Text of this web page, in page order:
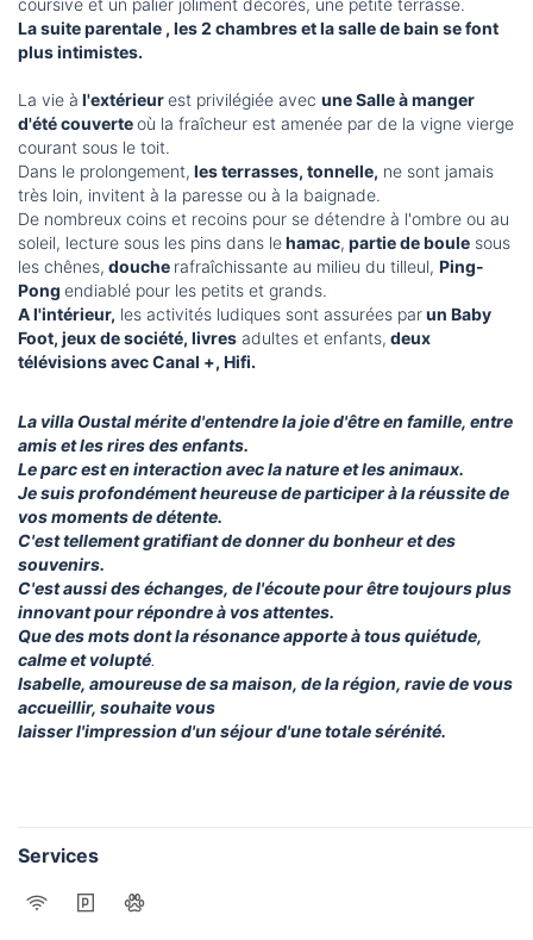
coursive et un palier joliment décorés, une petite terrasse.
La suite parentale , les 2 chambres et la salle de bain se font
plus intimistes.
La vie à l'extérieurest privilégiée avec une Salle à manger
d'été couverteoù la fraîcheur est amenée par de la vigne vierge
courant sous le toit.
Dans le prolongement, les terrasses, tonnelle, ne sont jamais
très loin, invitent à la paresse ou à la baignade.
De nombreux coins et recoins pour se détendre à l'ombre ou au
soleil, lecture sous les pins dans lehamac, partie de boule sous
les chênes, douche rafraîchissante au milieu du tilleul, Ping-
Pong endiablé pour les petits et grands.
A l'intérieur, les activités ludiques sont assurées parun Baby
Foot, jeux de société, livres adultes et enfants, deux
télévisions avec Canal +, Hifi.
La villa Oustal mérite d'entendre la joie d'être en famille, entre
amis et les rires des enfants.
Le parc est en interaction avec la nature et les animaux.
Je suis profondément heureuse de participer à la réussite de
vos moments de détente.
C'est tellement gratifiant de donner du bonheur et des
souvenirs.
C'est aussi des échanges, de l'écoute pour être toujours plus
innovant pour répondre à vos attentes.
Que des mots dont la résonance apporte à tous quiétude,
calme et volupté.
Isabelle, amoureuse de sa maison, de la région, ravie de vous
accueillir, souhaite vous
laisser l'impression d'un séjour d'une totale sérénité.
Services